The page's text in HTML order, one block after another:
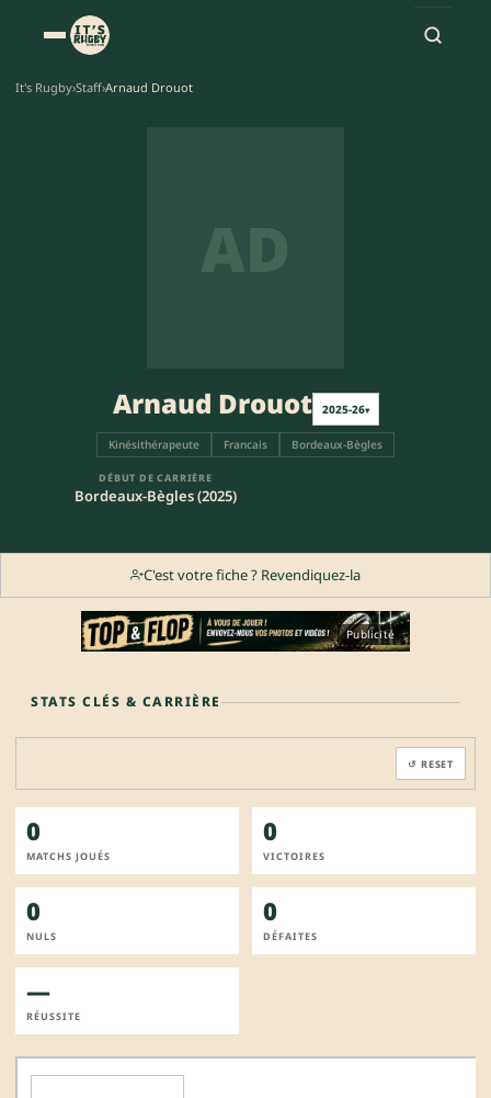
It's Rugby›Staff›Arnaud Drouot
AD
Arnaud Drouot 2025-26▾
Kinésithérapeute Francais Bordeaux-Bègles
DÉBUT DE CARRIÈRE
Bordeaux-Bègles (2025)
C'est votre fiche ? Revendiquez-la
Publicité
STATS CLÉS & CARRIÈRE
↺ RESET
0
MATCHS JOUÉS
0
VICTOIRES
0
NULS
0
DÉFAITES
—
RÉUSSITE